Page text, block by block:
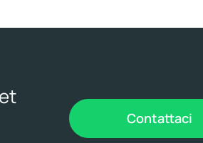
Contattaci